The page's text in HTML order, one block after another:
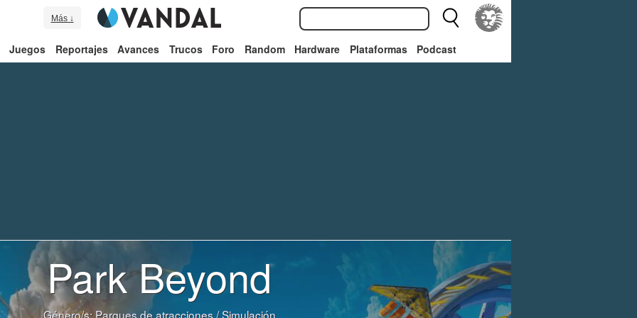
Más ↓
Juegos Reportajes Avances Trucos Foro Random Hardware Plataformas Podcast
Park Beyond
Género/s: Parques de atracciones/Simulación